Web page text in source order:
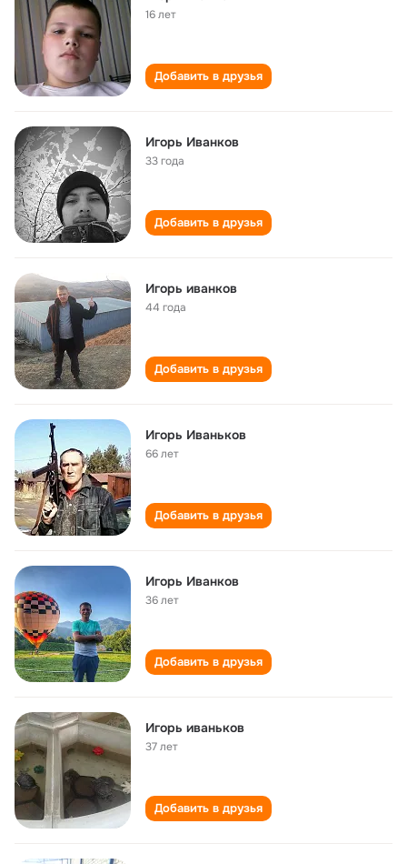
16 лет
Добавить в друзья
Игорь Иванков
33 года
Добавить в друзья
Игорь иванков
44 года
Добавить в друзья
Игорь Иваньков
66 лет
Добавить в друзья
Игорь Иванков
36 лет
Добавить в друзья
Игорь иваньков
37 лет
Добавить в друзья